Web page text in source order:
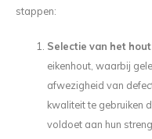
stappen:
Selectie van het
eikenhout, waarbij
afwezigheid van
kwaliteit te gebruiken
voldoet aan hun